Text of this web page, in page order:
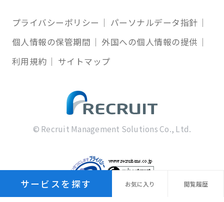
サービスを探す お気に 入り 閲覧履歴
プライバシーポリシー
パーソナルデータ指針
個人情報の保管期間
外国への個人情報の提供
利用規約
サイトマップ
© Recruit Management Solutions Co., Ltd.